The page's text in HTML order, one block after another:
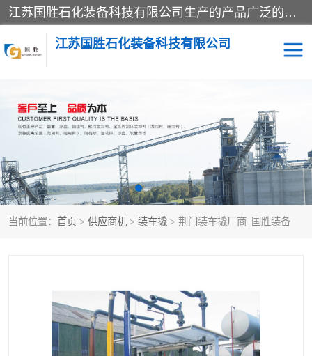
江苏国胜石化装备科技有限公司生产的产品广泛的应用于石油、石化等行业中，产品种类齐全，其中包括装卸鹤管、汽车鹤管、火车鹤管、装车鹤管、卸车鹤管、上装鹤管、下装鹤管、lng鹤管、发油鹤管、液氨鹤管、液化气鹤管等，我们生产的产品质量上乘，价格实惠，服务好，买鹤管就到国胜石化装备！
江苏国胜石化装备科技有限公司
当前位置： 首页 > 供应商机 > 装车撬 > 荆门装车撬厂商_国胜装备
输油臂 鹤管活动梯